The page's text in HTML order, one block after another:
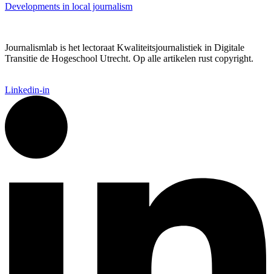
Developments in local journalism
Journalismlab is het lectoraat Kwaliteitsjournalistiek in Digitale
Transitie de Hogeschool Utrecht. Op alle artikelen rust copyright.
Linkedin-in